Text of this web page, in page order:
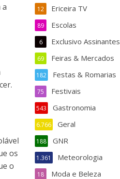
os
o
Ericeira TV
12
Escolas
89
Exclusivo Assinantes
6
Feiras & Mercados
69
Festas & Romarias
182
Festivais
75
Gastronomia
543
Geral
6.766
GNR
188
Meteorologia
1.361
Moda e Beleza
18